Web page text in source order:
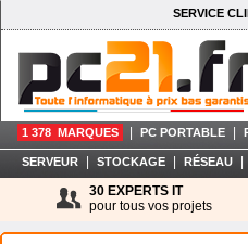
SERVICE
1 378 MARQUES PC PORTABLE
SERVEUR STOCKAGE RÉSEAU
30 EXPERTS IT
pour tous vos projets